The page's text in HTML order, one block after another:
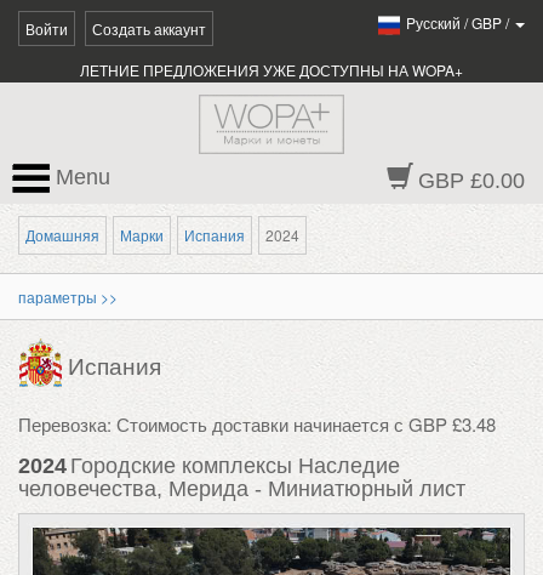
Войти Создать аккаунт Pусский /GBP/
ЛЕТНИЕ ПРЕДЛОЖЕНИЯ УЖЕ ДОСТУПНЫ НА WOPA+
GBP £0.00
Menu
Домашняя Марки Испания 2024
параметры >>
Испания
Перевозка: Стоимость доставки начинается с GBP £3.48
2024 Городские комплексы Наследие
человечества, Мерида - Миниатюрный лист